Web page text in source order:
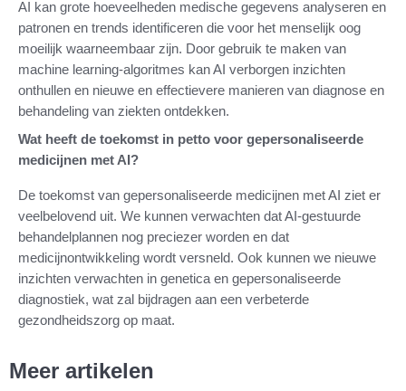
AI kan grote hoeveelheden medische gegevens analyseren en
patronen en trends identificeren die voor het menselijk oog
moeilijk waarneembaar zijn. Door gebruik te maken van
machine learning-algoritmes kan AI verborgen inzichten
onthullen en nieuwe en effectievere manieren van diagnose en
behandeling van ziekten ontdekken.
Wat heeft de toekomst in petto voor gepersonaliseerde
medicijnen met AI?
De toekomst van gepersonaliseerde medicijnen met AI ziet er
veelbelovend uit. We kunnen verwachten dat AI-gestuurde
behandelplannen nog preciezer worden en dat
medicijnontwikkeling wordt versneld. Ook kunnen we nieuwe
inzichten verwachten in genetica en gepersonaliseerde
diagnostiek, wat zal bijdragen aan een verbeterde
gezondheidszorg op maat.
Meer artikelen